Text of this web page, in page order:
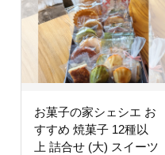
お菓子の家シェシエ お
すすめ 焼菓子 12種以
上 詰合せ (大) スイーツ